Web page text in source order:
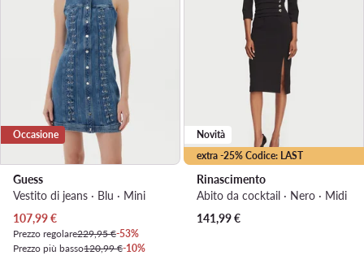
Occasione
Guess
Vestito di jeans · Blu · Mini
Prezzo attuale
107,99€
Prezzo regolare229,95 €-53%
Prezzo più basso120,99 €-10%
extra -25% Codice: LAST
Novità
Rinascimento
Abito da cocktail · Nero · Midi
141,99€